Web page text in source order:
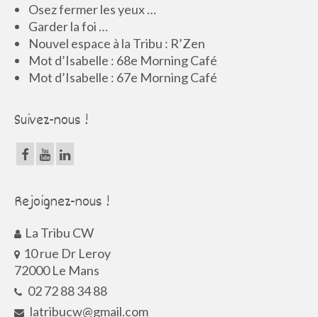
Osez fermer les yeux …
Garder la foi …
Nouvel espace à la Tribu : R’Zen
Mot d’Isabelle : 68e Morning Café
Mot d’Isabelle : 67e Morning Café
Suivez-nous !
Rejoignez-nous !
La Tribu CW
10 rue Dr Leroy
72000 Le Mans
02 72 88 34 88
latribucw@gmail.com